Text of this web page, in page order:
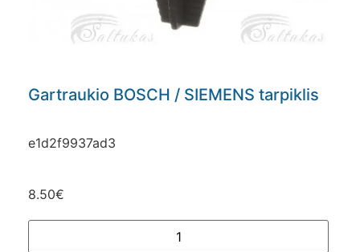
Gartraukio BOSCH / SIEMENS tarpiklis
e1d2f9937ad3
8.50€